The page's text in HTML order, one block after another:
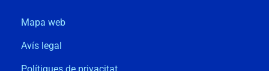
Mapa web
Avís legal